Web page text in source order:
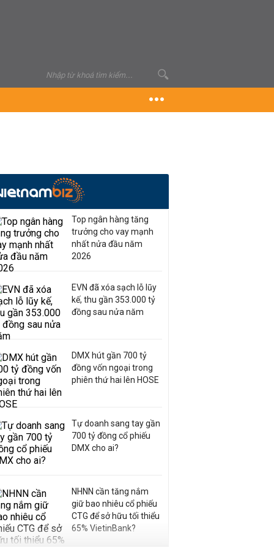
Top ngân hàng tăng
trưởng cho vay mạnh
nhất nửa đầu năm
2026
EVN đã xóa sạch lỗ lũy
kế, thu gần 353.000 tỷ
đồng sau nửa năm
DMX hút gần 700 tỷ
đồng vốn ngoại trong
phiên thứ hai lên HOSE
Tự doanh sang tay gần
700 tỷ đồng cổ phiếu
DMX cho ai?
NHNN cần tăng nắm
giữ bao nhiêu cổ phiếu
CTG để sở hữu tối thiểu
65% VietinBank?